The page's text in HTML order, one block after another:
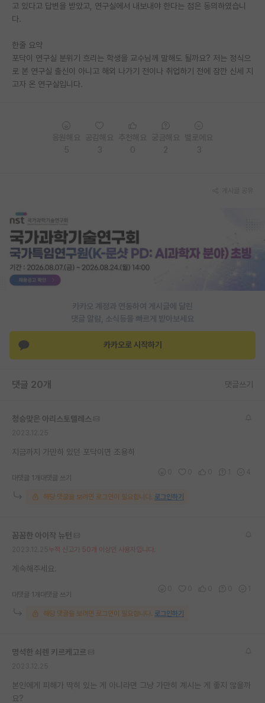
고 있다고 답변을 받았고, 연구실에서 내보내야 한다는 점은 동의하였습니
다.
한줄 요약
포닥이 연구실 분위기 흐리는 학생을 교수님께 말해도 될까요? 저는 정식으
로 본 연구실 출신이 아니고 해외 나가기 전이나 취업하기 전에 잠깐 신세 지
고자 온 연구실입니다.
카카오 계정과 연동하여 게시글에 달린
댓글 알람, 소식등을 빠르게 받아보세요
카카오로 시작하기
댓글 20개 댓글쓰기
청승맞은 아리스토텔레스
지금까지 가만히 있던 포닥이면 조용히
대댓글 1개 대댓글 쓰기
해당 댓글을 보려면 로그인이 필요합니다. 로그인하기
꼼꼼한 아이작 뉴턴
누적 신고가 50개 이상인 사용자입니다.
계속해주세요.
대댓글 1개 대댓글 쓰기
해당 댓글을 보려면 로그인이 필요합니다. 로그인하기
명석한 쇠렌 키르케고르
본인에게 피해가 딱히 있는 게 아니라면 그냥 가만히 계시는 게 좋지 않을까
요?